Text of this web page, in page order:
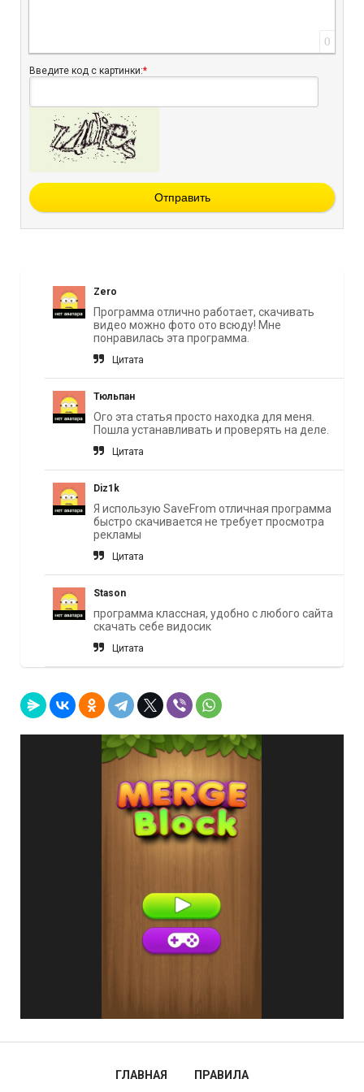
0
Введите код с картинки:*
Отправить
Zero
Программа отлично работает, скачивать
видео можно фото ото всюду! Мне
понравилась эта программа.
Цитата
Тюльпан
Ого эта статья просто находка для меня.
Пошла устанавливать и проверять на деле.
Цитата
Diz1k
Я использую SaveFrom отличная программа
быстро скачивается не требует просмотра
рекламы
Цитата
Stason
программа классная, удобно с любого сайта
скачать себе видосик
Цитата
ГЛАВНАЯ ПРАВИЛА